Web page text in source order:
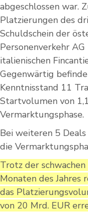
abgeschlossen war.
Platzierungen des
Schuldschein der
Personenverkehr
italienischen
Gegenwärtig
Kenntnisstand 11
Startvolumen von
Vermarktungsphase.
Bei weiteren 5
die
Trotz der
Monaten des Jahres
das
von 20 Mrd. EUR